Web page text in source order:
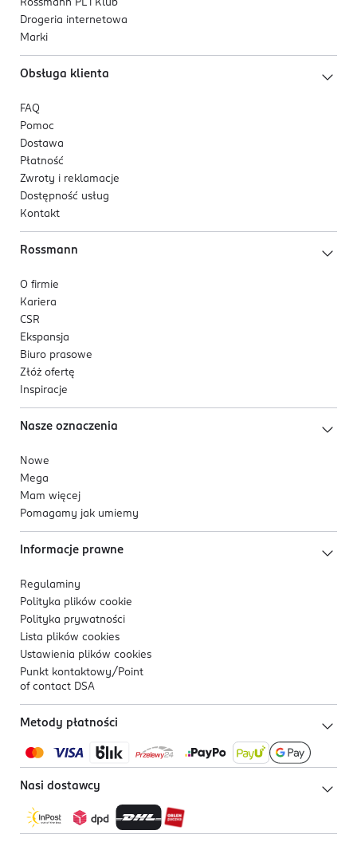
1. Test: 169 kobiet po 4 tygodniach stosowania.
2. Test: 171 kobiet po tygodniu stosowania.
3 Test: 172 kobiet po minimum 30 minutowym wysiłku
fizycznym.
Rossmann PL i Klub
Drogeria internetowa
Marki
Obsługa klienta
FAQ
Pomoc
Dostawa
Płatność
Zwroty i reklamacje
Dostępność usług
Kontakt
Rossmann
O firmie
Kariera
CSR
Ekspansja
Biuro prasowe
Złóż ofertę
Inspiracje
Nasze oznaczenia
Nowe
Mega
Mam więcej
Pomagamy jak umiemy
Informacje prawne
Regulaminy
Polityka plików cookie
Polityka prywatności
Lista plików cookies
Ustawienia plików cookies
Punkt kontaktowy/ Point
of contact DSA
Metody płatności
Nasi dostawcy